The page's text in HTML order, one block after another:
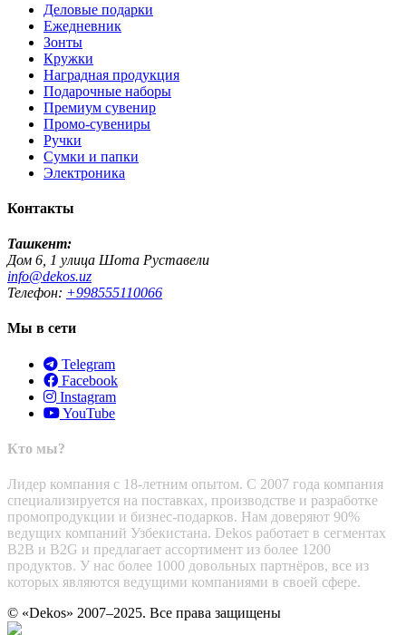
Деловые подарки
Ежедневник
Зонты
Кружки
Наградная продукция
Подарочные наборы
Премиум сувенир
Промо-сувениры
Ручки
Сумки и папки
Электроника
Контакты
Ташкент:
Дом 6, 1 улица Шота Руставели
info@dekos.uz
Телефон: +998555110066
Мы в сети
Telegram
Facebook
Instagram
YouTube
Кто мы?
Лидер компания с 18-летним опытом. С 2007 года компания
специализируется на поставках, производстве и разработке
промопродукции и бизнес-подарков. Нам доверяют 90%
ведущих компаний Узбекистана. Dekos работает в сегментах
B2B и B2G и предлагает ассортимент из более 1200
продуктов. У нас более 1000 довольных партнёров, все из
которых являются ведущими компаниями в своей сфере.
© «Dekos» 2007–2025. Все права защищены